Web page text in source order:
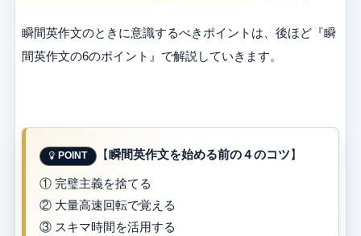
瞬間英作文のときに意識するべきポイントは、後ほど『瞬
間英作文の6のポイント』で解説していきます。
【瞬間英作文を始める前の４のコツ】
① 完璧主義を捨てる
② 大量高速回転で覚える
③ スキマ時間を活用する